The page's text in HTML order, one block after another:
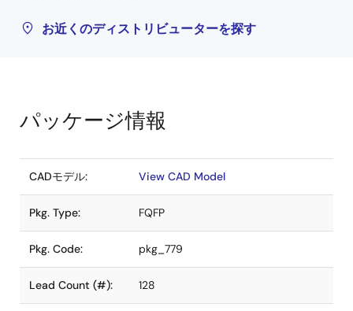
お近くのディストリビューターを探す
パッケージ情報
CADモデル: View CAD Model
Pkg. Type: FQFP
Pkg. Code: pkg_779
Lead Count (#): 128